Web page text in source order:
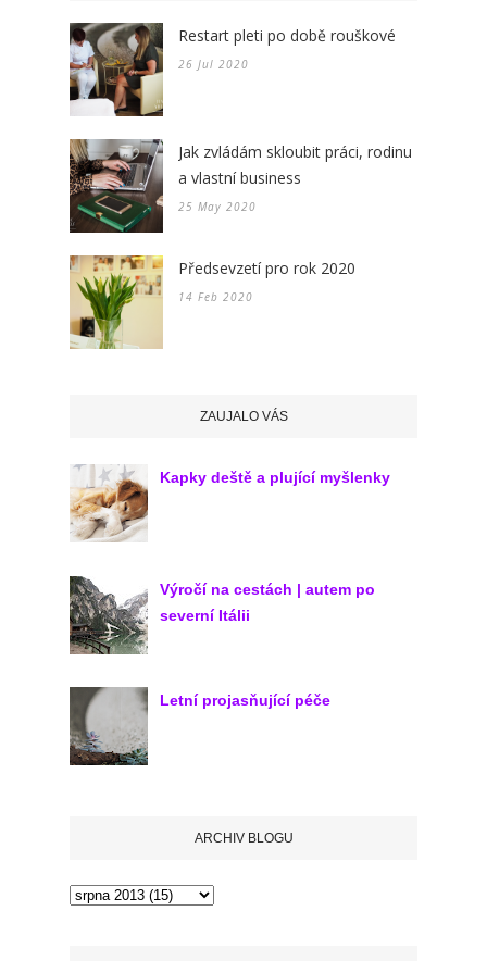
Restart pleti po době rouškové
26 Jul 2020
Jak zvládám skloubit práci, rodinu
a vlastní business
25 May 2020
Předsevzetí pro rok 2020
14 Feb 2020
ZAUJALO VÁS
Kapky deště a plující myšlenky
Výročí na cestách | autem po
severní Itálii
Letní projasňující péče
ARCHIV BLOGU